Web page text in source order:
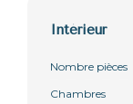
Intérieur
Nombre pièces
Chambres